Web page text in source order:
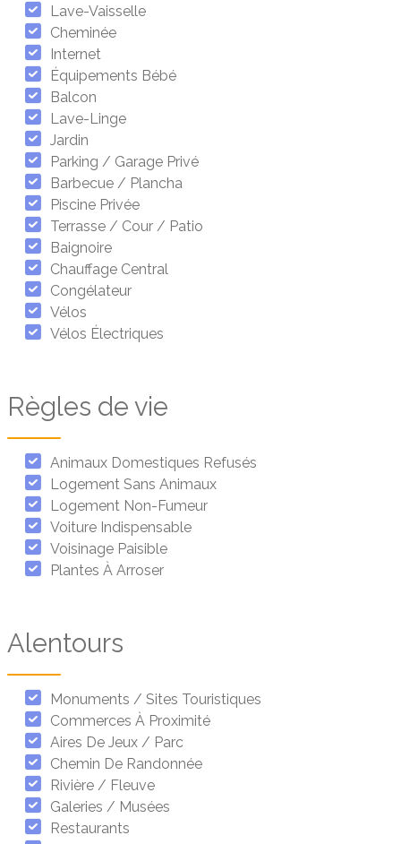
Lave-Vaisselle
Cheminée
Internet
Équipements Bébé
Balcon
Lave-Linge
Jardin
Parking / Garage Privé
Barbecue / Plancha
Piscine Privée
Terrasse / Cour / Patio
Baignoire
Chauffage Central
Congélateur
Vélos
Vélos Électriques
Règles de vie
Animaux Domestiques Refusés
Logement Sans Animaux
Logement Non-Fumeur
Voiture Indispensable
Voisinage Paisible
Plantes À Arroser
Alentours
Monuments / Sites Touristiques
Commerces À Proximité
Aires De Jeux / Parc
Chemin De Randonnée
Rivière / Fleuve
Galeries / Musées
Restaurants